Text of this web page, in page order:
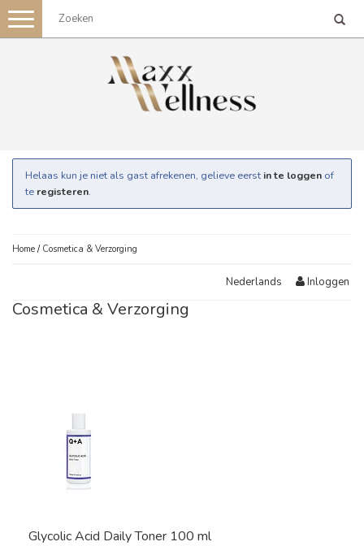
Toggle
navigation
Helaas kun je niet als gast afrekenen, gelieve eerst in te loggen of
te registeren.
Home / Cosmetica & Verzorging
Nederlands Inloggen
Cosmetica & Verzorging
Glycolic Acid Daily Toner 100 ml